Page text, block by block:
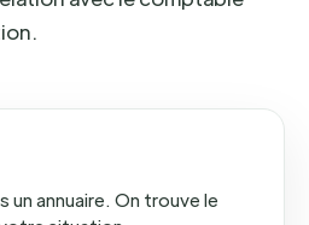
un annuaire. On trouve le